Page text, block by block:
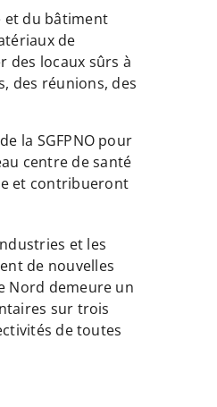
et du bâtiment
de
des locaux sûrs à
des réunions, des
la SGFPNO pour
centre de santé
et contribueront
et les
de nouvelles
Nord demeure un
sur trois
de toutes